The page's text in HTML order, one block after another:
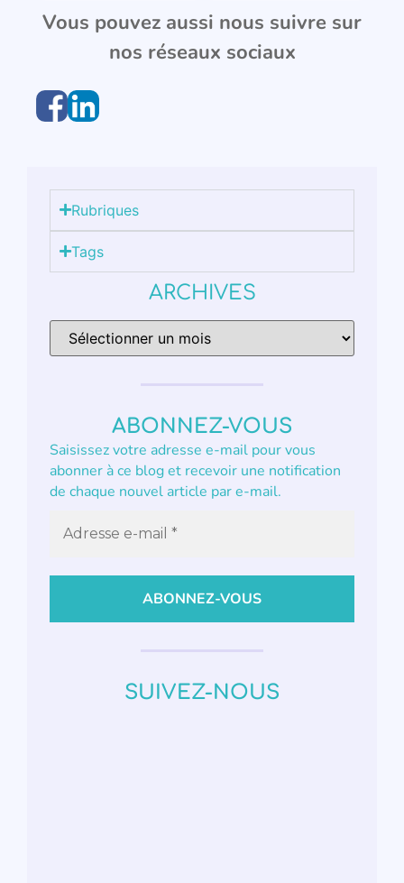
Vous pouvez aussi nous suivre sur
nos réseaux sociaux
Rubriques
Tags
ARCHIVES
ABONNEZ-VOUS
Saisissez votre adresse e-mail pour vous
abonner à ce blog et recevoir une notification
de chaque nouvel article par e-mail.
SUIVEZ-NOUS